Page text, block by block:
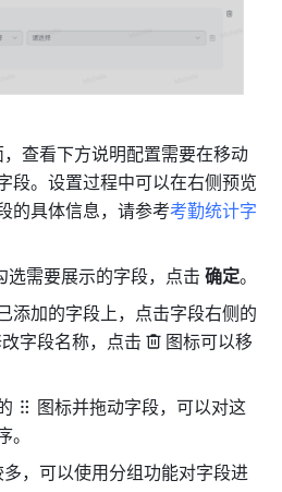
，查看下方说明配置需要在移动
段。设置过程中可以在右侧预览
的具体信息，请参考考勤统计字
选需要展示的字段，点击 确定。
添加的字段上，点击字段右侧的
字段名称，点击
图标可以移
图标并拖动字段，可以对这
，可以使用分组功能对字段进